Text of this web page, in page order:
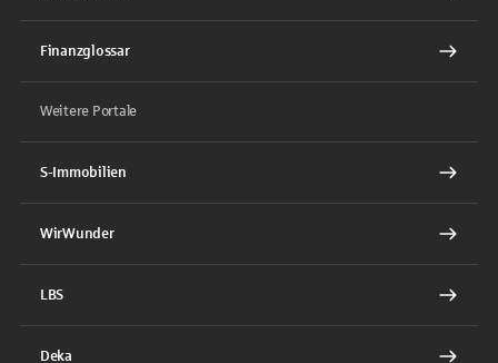
Finanzglossar
Weitere Portale
S-Immobilien
WirWunder
LBS
Deka